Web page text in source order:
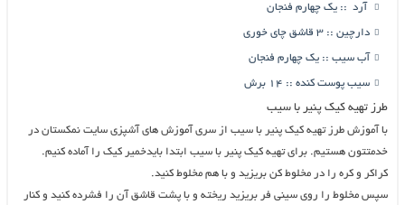
آرد :: یک چهارم فنجان
دارچین :: 3 قاشق چای خوری
آب سیب :: یک چهارم فنجان
سیب پوست کنده :: 14 برش
طرز تهیه کیک پنیر با سیب
با آموزش طرز تهیه کیک پنیر با سیب از سری آموزش های آشپزی سایت نمکستان در
خدمتتون هستیم. برای تهیه کیک پنیر با سیب ابتدا بایدخمیر کیک را آماده کنیم.
کراکر و کره را در مخلوط کن بریزید و با هم مخلوط کنید.
سپس مخلوط را روی سینی فر بریزید ریخته و با پشت قاشق آن را فشرده کنید و کنار